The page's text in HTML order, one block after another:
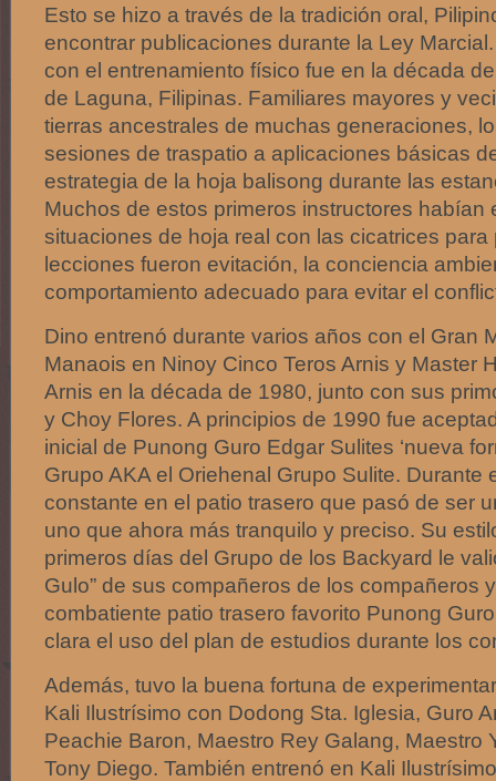
Esto se hizo a través de la tradición oral,
encontrar publicaciones durante la Ley
con el entrenamiento físico fue en la década
de Laguna, Filipinas. Familiares mayores y
tierras ancestrales de muchas generaciones,
sesiones de traspatio a aplicaciones básicas
estrategia de la hoja balisong durante las
Muchos de estos primeros instructores habían
situaciones de hoja real con las cicatrices
lecciones fueron evitación, la conciencia
comportamiento adecuado para evitar el
Dino entrenó durante varios años con el Gran
Manaois en Ninoy Cinco Teros Arnis y Master
Arnis en la década de 1980, junto con sus
y Choy Flores. A principios de 1990 fue
inicial de Punong Guro Edgar Sulites ‘nueva
Grupo AKA el Oriehenal Grupo Sulite. Durante
constante en el patio trasero que pasó de ser
uno que ahora más tranquilo y preciso. Su
primeros días del Grupo de los Backyard le
Gulo” de sus compañeros de los compañeros
combatiente patio trasero favorito Punong
clara el uso del plan de estudios durante los
Además, tuvo la buena fortuna de
Kali Ilustrísimo con Dodong Sta. Iglesia, Guro
Peachie Baron, Maestro Rey Galang, Maestro
Tony Diego. También entrenó en Kali